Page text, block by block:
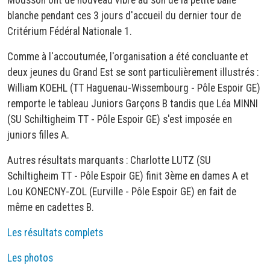
blanche pendant ces 3 jours d'accueil du dernier tour de
Critérium Fédéral Nationale 1.
Comme à l'accoutumée, l'organisation a été concluante et
deux jeunes du Grand Est se sont particulièrement illustrés :
William KOEHL (TT Haguenau-Wissembourg - Pôle Espoir GE)
remporte le tableau Juniors Garçons B tandis que Léa MINNI
(SU Schiltigheim TT - Pôle Espoir GE) s'est imposée en
juniors filles A.
Autres résultats marquants : Charlotte LUTZ (SU
Schiltigheim TT - Pôle Espoir GE) finit 3ème en dames A et
Lou KONECNY-ZOL (Eurville - Pôle Espoir GE) en fait de
même en cadettes B.
Les résultats complets
Les photos